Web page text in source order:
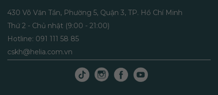
430 Võ Văn Tần, Phường 5, Quận 3, TP. Hồ Chí Minh
Thứ 2 - Chủ nhật (9:00 - 21:00)
Hotline: 091 111 58 85
cskh@helia.com.vn